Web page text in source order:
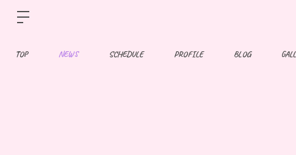
TOP NEWS SCHEDULE PROFILE BLOG